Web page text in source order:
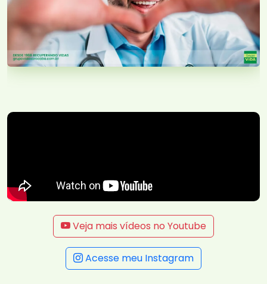
Veja mais vídeos no Youtube
Acesse meu Instagram